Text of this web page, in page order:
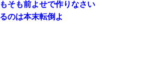
そも前よせで作りなさい
のは本末転倒よ